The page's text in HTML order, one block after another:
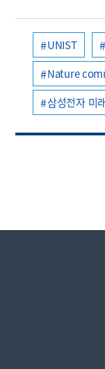
UNIST
Nature
삼성전자 미